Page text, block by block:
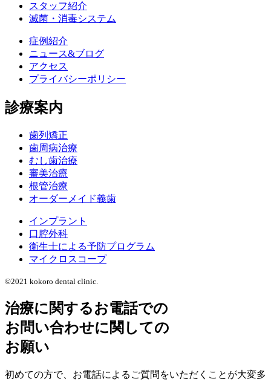
スタッフ紹介
滅菌・消毒システム
症例紹介
ニュース&ブログ
アクセス
プライバシーポリシー
診療案内
歯列矯正
歯周病治療
むし歯治療
審美治療
根管治療
オーダーメイド義歯
インプラント
口腔外科
衛生士による予防プログラム
マイクロスコープ
©2021 kokoro dental clinic.
治療に関するお電話での
お問い合わせに関しての
お願い
初めての方で、お電話によるご質問をいただくことが大変多